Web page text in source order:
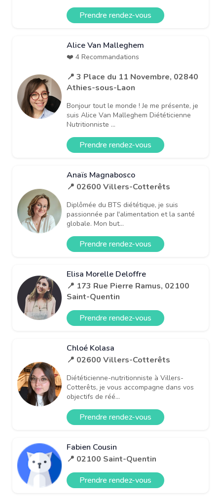
Prendre rendez-vous
Alice Van Malleghem
❤️ 4 Recommandations
📍 3 Place du 11 Novembre, 02840
Athies-sous-Laon
Bonjour tout le monde ! Je me présente, je
suis Alice Van Malleghem Diététicienne
Nutritionniste ...
Prendre rendez-vous
Anaïs Magnabosco
📍 02600 Villers-Cotterêts
Diplômée du BTS diététique, je suis
passionnée par l'alimentation et la santé
globale. Mon but...
Prendre rendez-vous
Elisa Morelle Deloffre
📍 173 Rue Pierre Ramus, 02100
Saint-Quentin
Prendre rendez-vous
Chloé Kolasa
📍 02600 Villers-Cotterêts
Diététicienne-nutritionniste à Villers-
Cotterêts, je vous accompagne dans vos
objectifs de réé...
Prendre rendez-vous
Fabien Cousin
📍 02100 Saint-Quentin
Prendre rendez-vous